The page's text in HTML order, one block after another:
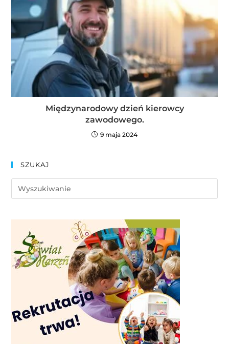
Międzynarodowy dzień kierowcy
zawodowego.
9 maja 2024
SZUKAJ